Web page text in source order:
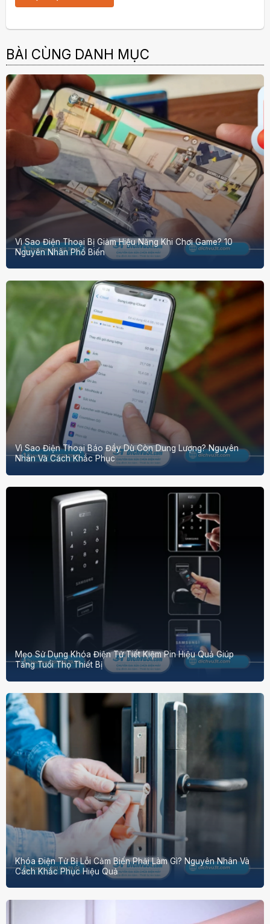
BÀI CÙNG DANH MỤC
Vì Sao Điện Thoại Bị Giảm Hiệu Năng Khi Chơi Game? 10
Nguyên Nhân Phổ Biến
Vì Sao Điện Thoại Báo Đầy Dù Còn Dung Lượng? Nguyên
Nhân Và Cách Khắc Phục
Mẹo Sử Dụng Khóa Điện Tử Tiết Kiệm Pin Hiệu Quả Giúp
Tăng Tuổi Thọ Thiết Bị
Khóa Điện Tử Bị Lỗi Cảm Biến Phải Làm Gì? Nguyên Nhân Và
Cách Khắc Phục Hiệu Quả